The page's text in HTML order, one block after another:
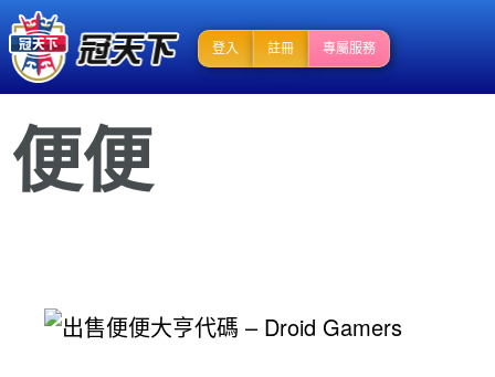
登入 註冊 專屬服務
便便